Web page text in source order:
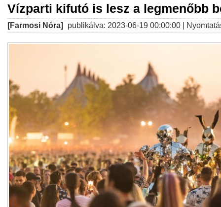
Vízparti kifutó is lesz a legmenőbb
[Farmosi Nóra] publikálva: 2023-06-19 00:00:00 |